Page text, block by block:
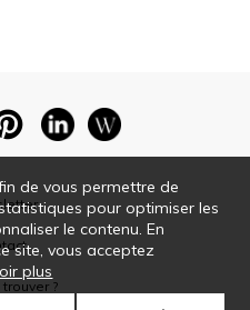
?
de vous permettre de
pour optimiser les
le contenu. En
site, vous acceptez
plus